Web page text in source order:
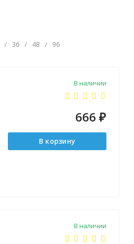
/ 36 / 48 / 96
В наличии
666 ₽
В корзину
В наличии